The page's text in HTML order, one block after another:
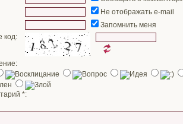
Не отображать e-mail
Запомнить меня
код:
*: